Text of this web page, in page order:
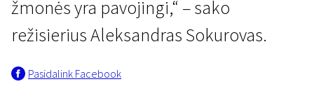
žmonės yra pavojingi,“ – sako
režisierius Aleksandras Sokurovas.
Pasidalink Facebook